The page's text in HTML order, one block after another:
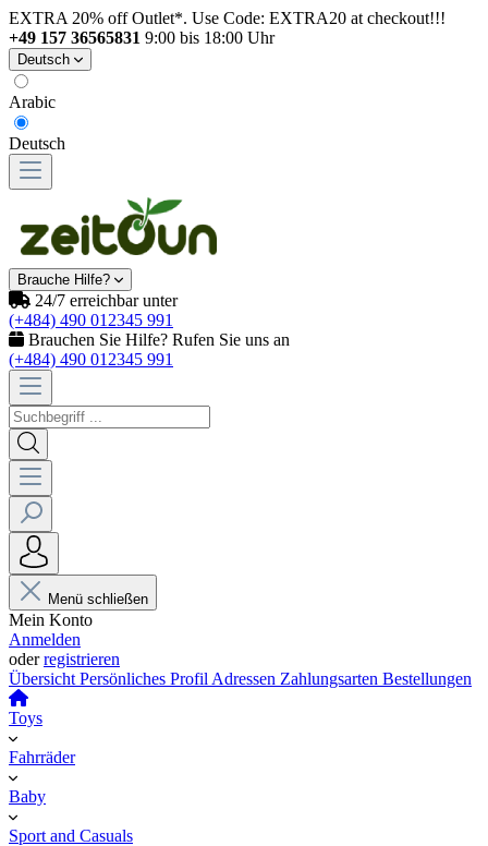
EXTRA 20% off Outlet*. Use Code: EXTRA20 at checkout!!!
+49 157 36565831 9:00 bis 18:00 Uhr
Deutsch
Arabic
Deutsch
Brauche Hilfe?
24/7 erreichbar unter
(+484) 490 012345 991
Brauchen Sie Hilfe? Rufen Sie uns an
(+484) 490 012345 991
Menü schließen
Mein Konto
Anmelden
oderregistrieren
Übersicht Persönliches Profil Adressen Zahlungsarten Bestellungen
Toys
Fahrräder
Baby
Sport and Casuals